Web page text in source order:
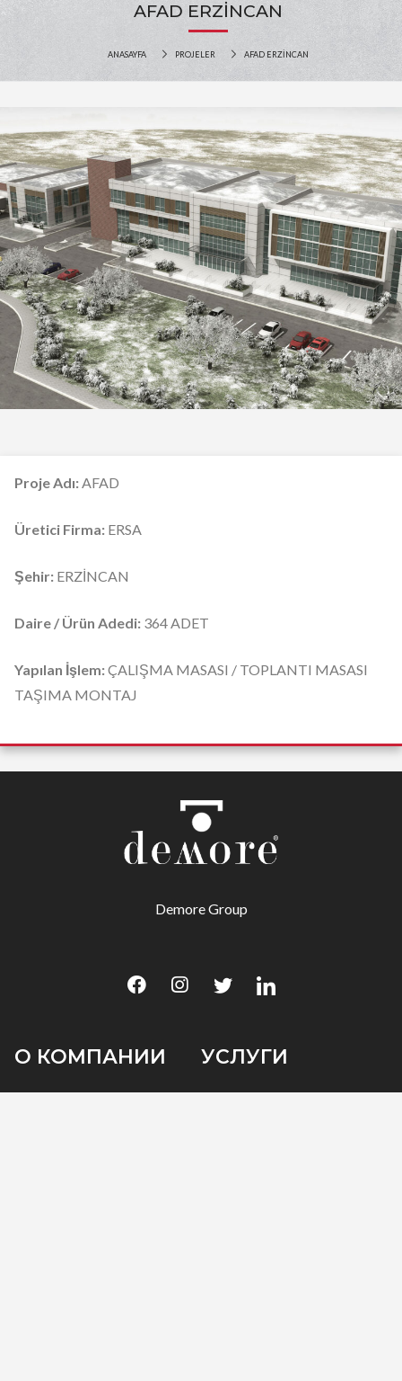
AFAD ERZİNCAN
ANASAYFA PROJELER AFAD ERZİNCAN
Proje Adı:AFAD
Üretici Firma: ERSA
Şehir: ERZİNCAN
Daire / Ürün Adedi: 364 ADET
Yapılan İşlem:ÇALIŞMA MASASI / TOPLANTI MASASI
TAŞIMA MONTAJ
Demore Group
О КОМПАНИИ УСЛУГИ